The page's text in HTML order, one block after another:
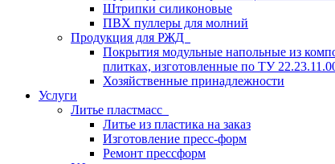
Штрипки силиконовые
ПВХ пуллеры для молний
Продукция для РЖД
Покрытия модульные напольные из
плитках, изготовленные по ТУ
Хозяйственные принадлежности
Услуги
Литье пластмасс
Литье из пластика на заказ
Изготовление пресс-форм
Ремонт прессформ